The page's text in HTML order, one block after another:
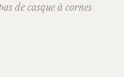
de casque à cornes